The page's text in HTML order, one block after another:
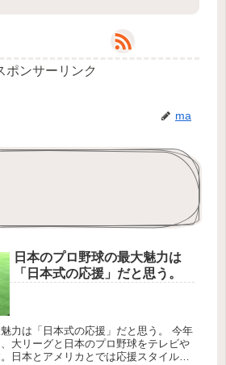
ポンサーリンク
ma
日本のプロ野球の最大魅力は
「日本式の応援」だと思う。
力は「日本式の応援」だと思う。 今年
大リーグと日本のプロ野球をテレビや
日本とアメリカとでは応援スタイルが